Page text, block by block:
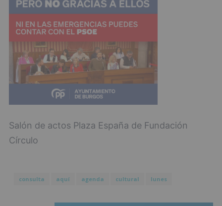
Salón de actos Plaza España de Fundación
Círculo
consulta aquí agenda cultural lunes